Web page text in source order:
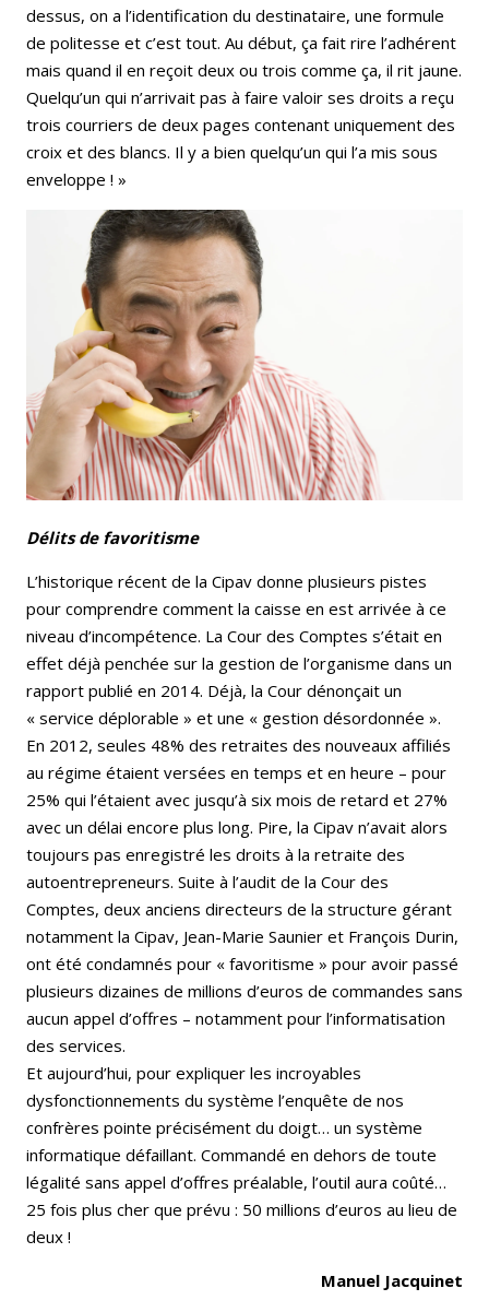
dessus, on a l’identification du destinataire, une formule
de politesse et c’est tout. Au début, ça fait rire l’adhérent
mais quand il en reçoit deux ou trois comme ça, il rit jaune.
Quelqu’un qui n’arrivait pas à faire valoir ses droits a reçu
trois courriers de deux pages contenant uniquement des
croix et des blancs. Il y a bien quelqu’un qui l’a mis sous
enveloppe ! »
Délits de favoritisme
L’historique récent de la Cipav donne plusieurs pistes
pour comprendre comment la caisse en est arrivée à ce
niveau d’incompétence. La Cour des Comptes s’était en
effet déjà penchée sur la gestion de l’organisme dans un
rapport publié en 2014. Déjà, la Cour dénonçait un
« service déplorable » et une « gestion désordonnée ».
En 2012, seules 48% des retraites des nouveaux affiliés
au régime étaient versées en temps et en heure – pour
25% qui l’étaient avec jusqu’à six mois de retard et 27%
avec un délai encore plus long. Pire, la Cipav n’avait alors
toujours pas enregistré les droits à la retraite des
autoentrepreneurs. Suite à l’audit de la Cour des
Comptes, deux anciens directeurs de la structure gérant
notamment la Cipav, Jean-Marie Saunier et François Durin,
ont été condamnés pour « favoritisme » pour avoir passé
plusieurs dizaines de millions d’euros de commandes sans
aucun appel d’offres – notamment pour l’informatisation
des services.
Et aujourd’hui, pour expliquer les incroyables
dysfonctionnements du système l’enquête de nos
confrères pointe précisément du doigt… un système
informatique défaillant. Commandé en dehors de toute
légalité sans appel d’offres préalable, l’outil aura coûté…
25 fois plus cher que prévu : 50 millions d’euros au lieu de
deux !
Manuel Jacquinet